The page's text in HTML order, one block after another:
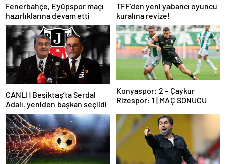
Fenerbahçe, Eyüpspor maçı
hazırlıklarına devam etti
TFF’den yeni yabancı oyuncu
kuralına revize!
CANLI | Beşiktaş’ta Serdal
Adalı, yeniden başkan seçildi
Konyaspor: 2 – Çaykur
Rizespor: 1 | MAÇ SONUCU